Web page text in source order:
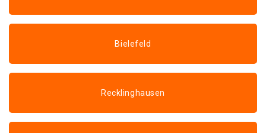
Bielefeld
Recklinghausen